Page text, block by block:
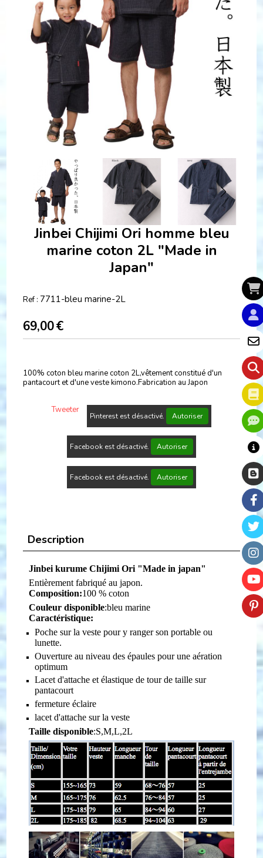
Jinbei Chijimi Ori homme bleu
marine coton 2L "Made in
Japan"
Ref : 7711-bleu marine-2L
69,00€
100% coton bleu marine coton 2L,vêtement constitué d'un
pantacourt et d'une veste kimono.Fabrication au Japon
Tweeter
Pinterest est désactivé. Autoriser
Facebook est désactivé. Autoriser
Facebook est désactivé. Autoriser
Description
Jinbei kurume Chijimi Ori "Made in japan"
Entièrement fabriqué au japon.
Composition:100 % coton
Couleur disponible:bleu marine
Caractéristique:
Poche sur la veste pour y ranger son portable ou
lunette.
Ouverture au niveau des épaules pour une aération
optimum
Lacet d'attache et élastique de tour de taille sur
pantacourt
fermeture éclaire
lacet d'attache sur la veste
Taille disponible:S,M,L,2L